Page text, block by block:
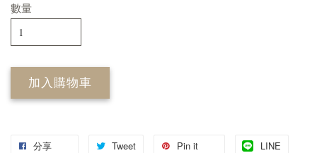
數量
加入購物車
分享 Tweet Pin it LINE